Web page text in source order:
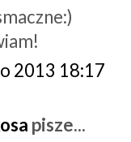
2013 18:17
pisze...